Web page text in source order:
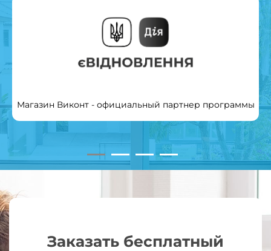
Магазин Виконт - официальный партнер программы
Заказать бесплатный